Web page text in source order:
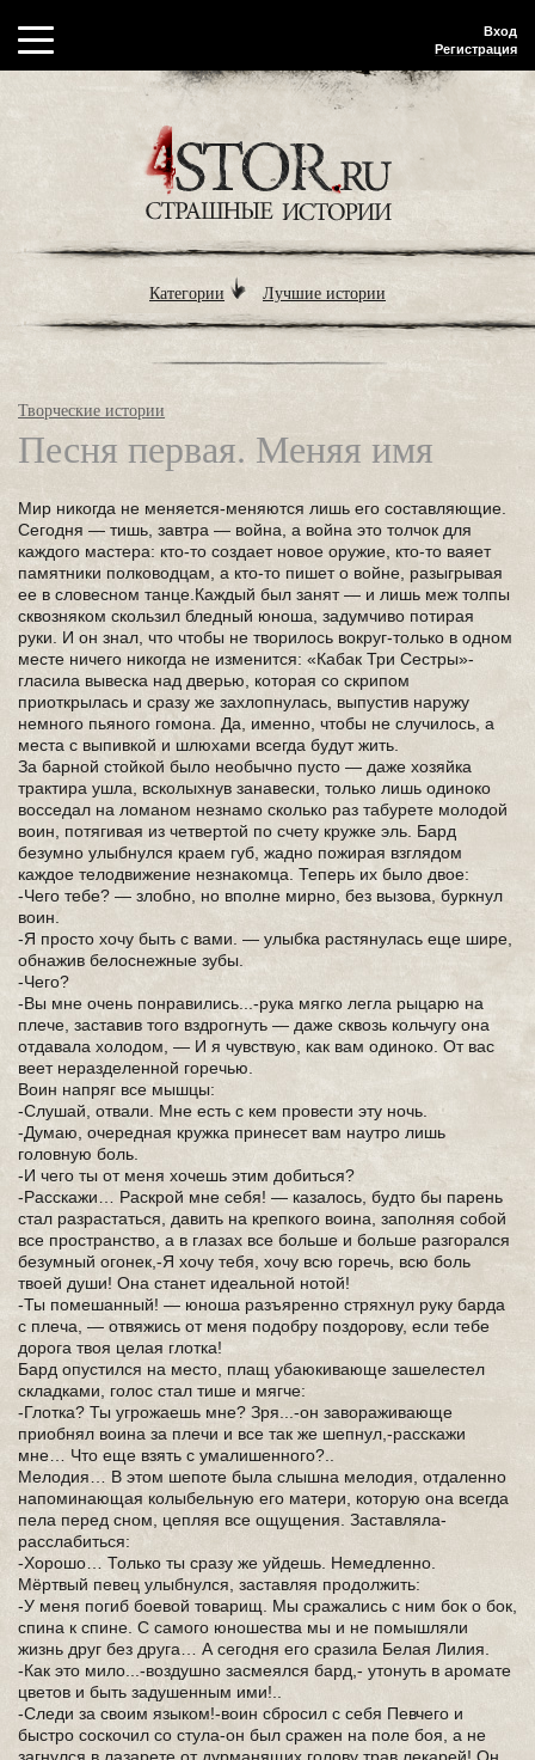
Вход
Регистрация
Категории Лучшие истории
Творческие истории
Песня первая. Меняя имя
Мир никогда не меняется-меняются лишь его составляющие.
Сегодн­я — тишь, завтра — война, ­а война это толчок для
каждого мастера: кто-то создает новое оружие, кто-то ваяет
памятники полководцам, а кто-то пишет о войне, разыгрывая
ее в словесном танце.Каждый был занят — и лишь меж толпы
сквозняком скользил бледный юноша, задумчиво потирая
руки. И он знал, что чтобы не творилось вокруг-только в одном
месте ничего никогда не изменится: «Кабак Три Сестры»-
гласила вывеска над дверью, которая со скрипом
приоткрылась и сразу же захлопнулась, выпуст­ив наружу
немного пьяного гомона. Да, именно, чт­обы не случилось, а
места с выпивкой и шлюхами всегда будут жить.
За барной стойкой было необычно пусто — даже хозяйка
трактира ушла, всколыхнув занавески, только лишь одиноко
восседал на ломаном незнамо сколько раз табурете молодой
воин, потягивая из четвертой по счету кружке эль. Бард
безумно улыбнулся краем губ, жадно пожирая взглядом
каждое телодвижение незнакомца. Теперь их было двое:
-Чего тебе? — злобно, но вполне мирно, без вызова, буркнул
воин.
-Я просто хочу быть с вами. — улыбка растянулась еще шире,
обнажив белоснежные зубы.
-Чего?
-Вы мне очень понравились...-рука­ мягко легла рыцарю на
плече, заставив того вздрогнуть — даже сквозь кольчугу она
отдавала холодом, — И я чувствую, как вам одиноко. От вас
веет неразделенной горечью.
Воин напряг все мышцы:
-Слушай, отвали. Мне есть с кем провести эту ночь.
-Думаю, очередная кружка принесет вам наутро лишь
головную боль.
-И чего ты от меня хочешь этим добиться?
-Расскажи… Раскро­й мне себя! — казалось, будт­о бы парень
стал разрастаться, давить­ на крепкого воина, заполняя собой
все пространство, а в глазах все больше и больше разгорался
безумный огонек,-Я хочу тебя, хочу всю горечь, всю боль
твоей души! Она станет идеальной нотой!
-Ты помешанный! — юноша разъяренно стряхнул руку барда
с плеча, — отвяжись от меня подобру поздорову, если тебе
дорога твоя целая глотка!
Бард опустился на место, плащ убаюкивающе зашелестел
складками, голос стал тише и мягче:
-Глотка? Ты угрожаешь мне? Зря...-он завораживающе
приобнял воина за плечи и все так же шепнул,-расскажи
мне… Что еще взять с умалишенного?..
Мелодия… В этом шепоте была слышна мелодия, отдаленно
напоминающая колыбельную его матери, которую она всегда
пела перед сном, цепляя все ощущения. Заставляла­
расслабиться:
-Хорошо… Только ты сразу же уйдешь. Немедленно.
Мёртвый певец улыбнулся, заставляя­ продолжить:
-У меня погиб боевой товарищ. Мы сражались с ним бок о бок,
спина к спине. С самого юношества мы и не помышляли
жизнь друг без друга… А сегодня его сразила Белая Лилия.
-Как это мило...-воздушно засмеялся бард,- утонуть в аромате
цветов и быть задушенным ими!..
-Следи за своим языком!-воин сбросил с себя Певчего и
быстро соскочил со стула-он был сражен на поле боя, а не